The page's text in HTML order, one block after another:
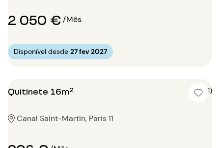
2 050 €/Mês
Disponível desde 27 fev 2027
Quitinete 16m² 4 (1)
Canal Saint-Martin, Paris 11